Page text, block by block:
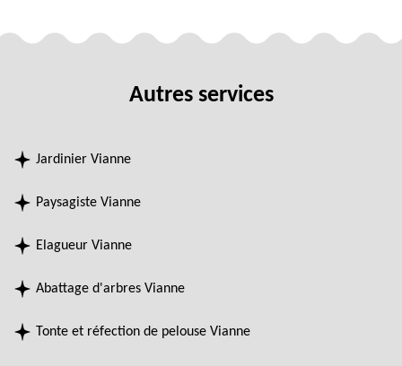
Autres services
Jardinier Vianne
Paysagiste Vianne
Elagueur Vianne
Abattage d'arbres Vianne
Tonte et réfection de pelouse Vianne